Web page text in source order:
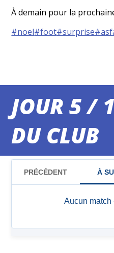
JOUR 5 /
DU CLUB
À demain pour la
#noel#foot#surprise
MATCHS